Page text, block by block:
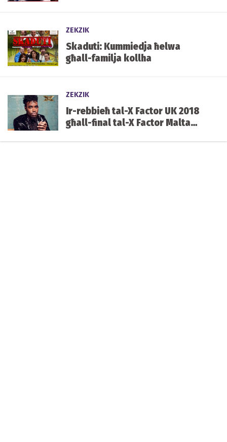
ZEKZIK
Skaduti: Kummiedja ħelwa
għall-familja kollha
ZEKZIK
Ir-rebbieħ tal-X Factor UK 2018
għall-final tal-X Factor Malta